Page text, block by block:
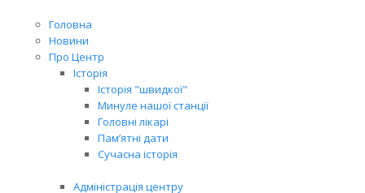
Головна
Новини
Про Центр
Історія
Історія "швидкої"
Минуле нашої станції
Головні лікарі
Пам’ятні дати
Сучасна історія
Адміністрація центру